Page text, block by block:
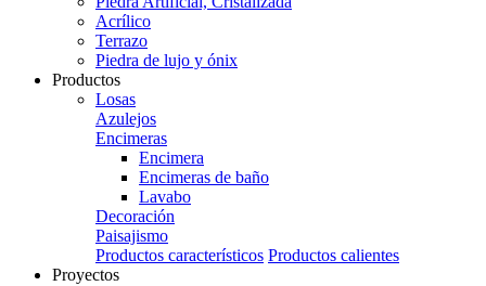
Acrílico
Terrazo
Piedra de lujo y ónix
Productos
Losas
Azulejos
Encimeras
Encimera
Encimeras de baño
Lavabo
Decoración
Paisajismo
Productos característicos Productos calientes
Proyectos